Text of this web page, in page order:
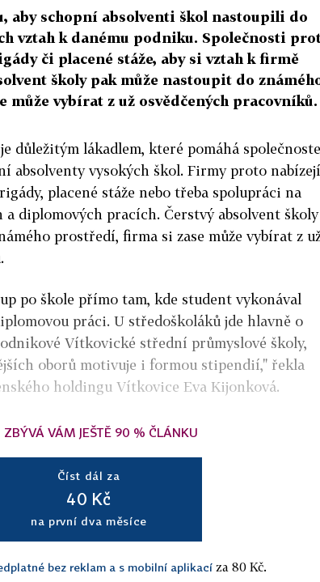
aby schopní absolventi škol nastoupili do
vztah k danému podniku. Společnosti
či placené stáže, aby si vztah k firmě
školy pak může nastoupit do
vybírat z už osvědčených pracovníků.
důležitým lákadlem, které pomáhá
absolventy vysokých škol. Firmy proto nabízejí
placené stáže nebo třeba spolupráci na
a diplomových pracích. Čerstvý absolvent školy
prostředí, firma si zase může vybírat z
po škole přímo tam, kde student vykonával
práci. U středoškoláků jde hlavně o
Vítkovické střední průmyslové školy,
oborů motivuje i formou stipendií," řekla
holdingu Vítkovice Eva Kijonková.
ZBÝVÁ VÁM JEŠTĚ 90 % ČLÁNKU
Číst dál za
40 Kč
na první dva měsíce
bez reklam a s mobilní aplikací za 80 Kč.